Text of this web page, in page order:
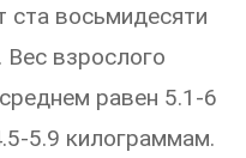
ста восьмидесяти
Вес взрослого
равен 5.1-6
5.9 килограммам.